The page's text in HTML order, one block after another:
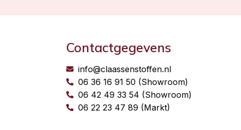
Contactgegevens
info@claassenstoffen.nl
06 36 16 91 50 (Showroom)
06 42 49 33 54 (Showroom)
06 22 23 47 89 (Markt)